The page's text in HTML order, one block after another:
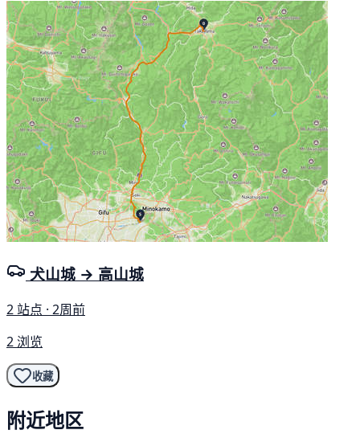
犬山城 → 高山城
2 站点 · 2周前
2 浏览
收藏
附近地区